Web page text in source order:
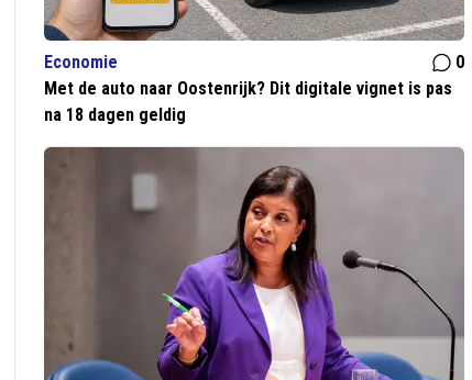
Economie
0
Met de auto naar Oostenrijk? Dit digitale vignet is pas
na 18 dagen geldig